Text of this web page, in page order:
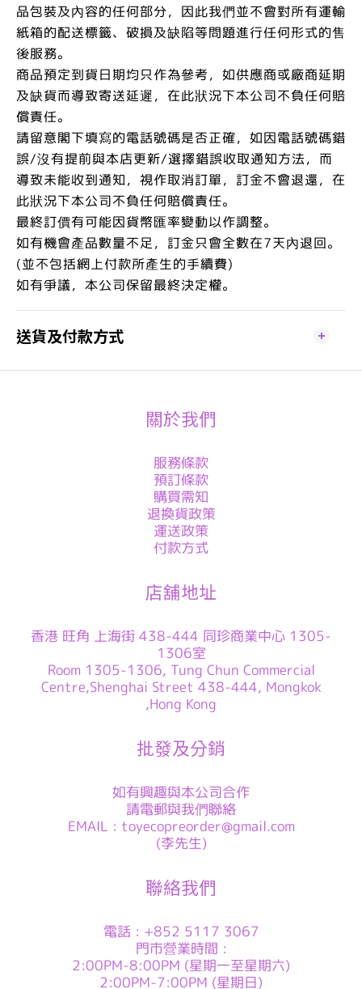
品包裝及內容的任何部分，因此我們並不會對所有運輸
紙箱的配送標籤、破損及缺陷等問題進行任何形式的售
後服務。
商品預定到貨日期均只作為參考，如供應商或廠商延期
及缺貨而導致寄送延遲，在此狀況下本公司不負任何賠
償責任。
請留意閣下填寫的電話號碼是否正確，如因電話號碼錯
誤/沒有提前與本店更新/選擇錯誤收取通知方法，而
導致未能收到通知，視作取消訂單，訂金不會退還，在
此狀況下本公司不負任何賠償責任。
最終訂價有可能因貨幣匯率變動以作調整。
如有機會產品數量不足，訂金只會全數在7天內退回。
(並不包括網上付款所產生的手續費)
如有爭議，本公司保留最終決定權。
送貨及付款方式
關於我們
服務條款
預訂條款
購買需知
退換貨政策
運送政策
付款方式
店舖地址
香港 旺角 上海街 438-444 同珍商業中心 1305-
1306室
Room 1305-1306, Tung Chun Commercial
Centre,Shenghai Street 438-444, Mongkok
,Hong Kong
批發及分銷
如有興趣與本公司合作
請電郵與我們聯絡
EMAIL : toyecopreorder@gmail.com
(李先生)
聯絡我們
電話 : +852 5117 3067
門市營業時間 :
2:00PM-8:00PM (星期一至星期六)
2:00PM-7:00PM (星期日)